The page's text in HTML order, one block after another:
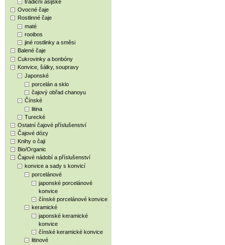
tradiční asijské
Ovocné čaje
Rostlinné čaje
maté
rooibos
jiné rostlinky a směsi
Balené čaje
Cukrovinky a bonbóny
Konvice, šálky, soupravy
Japonské
porcelán a sklo
čajový obřad chanoyu
Čínské
litina
Turecké
Ostatní čajové příslušenství
Čajové dózy
Knihy o čaji
Bio/Organic
Čajové nádobí a příslušenství
konvice a sady s konvicí
porcelánové
japonské porcelánové
konvice
čínské porcelánové konvice
keramické
japonské keramické
konvice
čínské keramické konvice
litinové